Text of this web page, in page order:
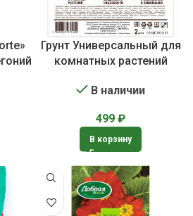
Грунт Универсальный для
комнатных растений
В наличии
499 ₽
В корзину